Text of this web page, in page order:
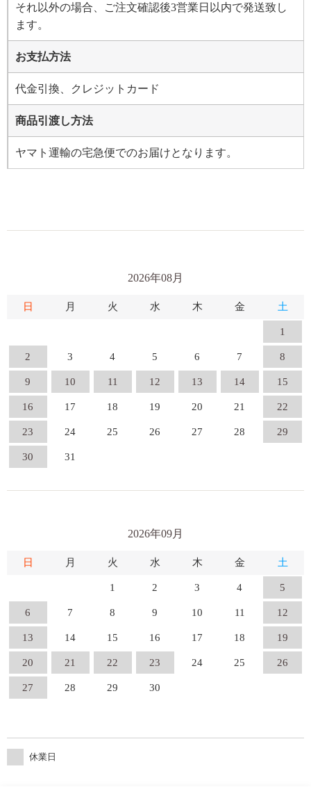
それ以外の場合、ご注文確認後3営業日以内で発送致し
ます。
お支払方法
代金引換、クレジットカード
商品引渡し方法
ヤマト運輸の宅急便でのお届けとなります。
2026年08月
日 月 火 水 木 金 土
1
2 3 4 5 6 7 8
9 10 11 12 13 14 15
16 17 18 19 20 21 22
23 24 25 26 27 28 29
30 31
2026年09月
日 月 火 水 木 金 土
1 2 3 4 5
6 7 8 9 10 11 12
13 14 15 16 17 18 19
20 21 22 23 24 25 26
27 28 29 30
休業日